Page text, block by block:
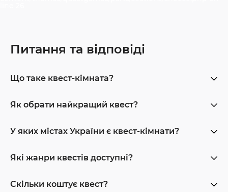
Питання та відповіді
Що таке квест-кімната?
Як обрати найкращий квест?
У яких містах України є квест-кімнати?
Які жанри квестів доступні?
Скільки коштує квест?